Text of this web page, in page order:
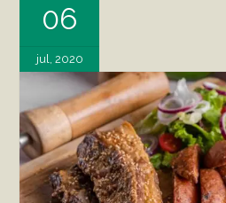
06
jul, 2020